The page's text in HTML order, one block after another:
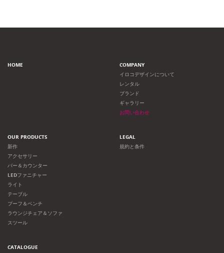
ゲ
シ
HOME
COMPANY
イロコデザインについて
レンタル
ブランド
ギャラリー
お問い合わせ
OUR PRODUCTS
新作
アクセサリー
バー＆カウンター
LEDファニチャー
ライト
テーブル
プーフ＆ベンチ
ラウンジチェア＆ソファ
スツール
LEGAL
規約と条件
CATALOGUE